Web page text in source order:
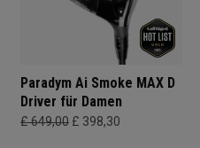
Paradym Ai Smoke MAX D
Driver für Damen
£ 649,00 £ 398,30